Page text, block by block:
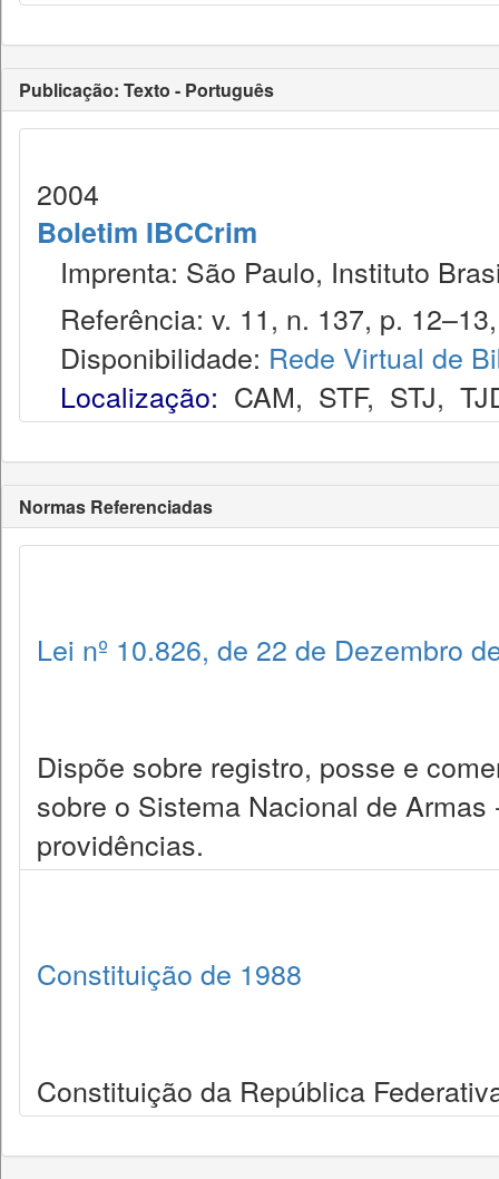
Publicação: Texto - Português
2004
Boletim IBCCrim
Imprenta: São Paulo, Instituto
Referência: v. 11, n. 137, p.
Disponibilidade: Rede Virtual de
Localização: CAM, STF, STJ,
Normas Referenciadas
Lei nº 10.826, de 22 de Dezembro
Dispõe sobre registro, posse e
sobre o Sistema Nacional de
providências.
Constituição de 1988
Constituição da República